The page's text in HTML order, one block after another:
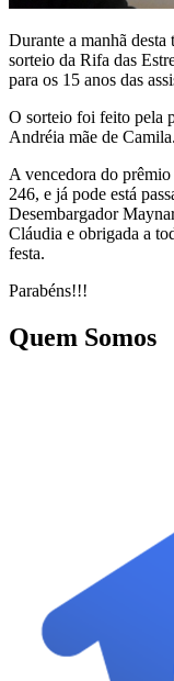
Durante a manhã
sorteio da Rifa das
para os 15 anos das
O sorteio foi feito pela
Andréia mãe de Camila.
A vencedora do
246, e já pode está
Desembargador
Cláudia e obrigada a
festa.
Parabéns!!!
Quem Somos